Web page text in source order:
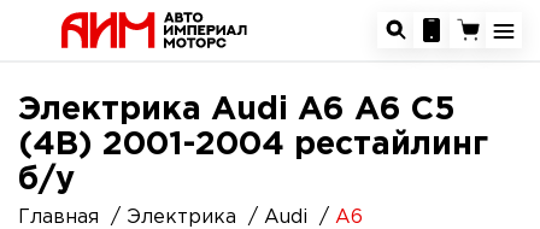
Электрика Audi A6 A6 C5
(4B) 2001-2004 рестайлинг
б/у
Главная Электрика Audi A6